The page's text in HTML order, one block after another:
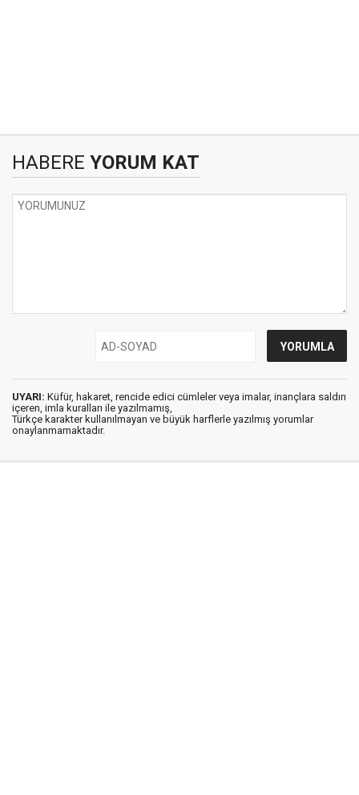
HABERE YORUM KAT
UYARI: Küfür, hakaret, rencide edici cümleler veya imalar, inançlara saldırı
içeren, imla kuralları ile yazılmamış,
Türkçe karakter kullanılmayan ve büyük harflerle yazılmış yorumlar
onaylanmamaktadır.